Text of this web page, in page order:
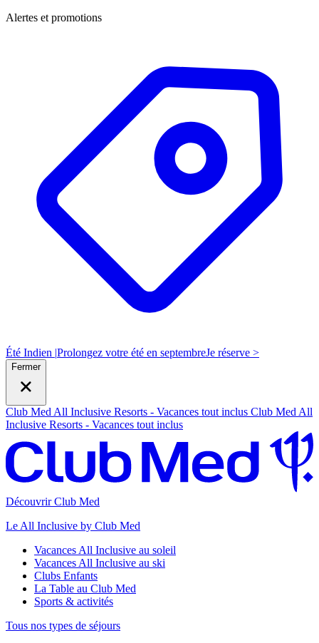
Alertes et promotions
Été Indien |Prolongez votre été en septembreJe réserve >
Fermer
Club Med All Inclusive Resorts - Vacances tout inclus Club Med All
Inclusive Resorts - Vacances tout inclus
Découvrir Club Med
Le All Inclusive by Club Med
Vacances All Inclusive au soleil
Vacances All Inclusive au ski
Clubs Enfants
La Table au Club Med
Sports & activités
Tous nos types de séjours